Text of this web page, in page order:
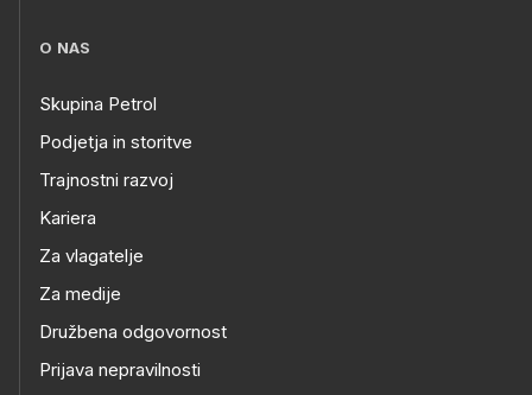
O NAS
Skupina Petrol
Podjetja in storitve
Trajnostni razvoj
Kariera
Za vlagatelje
Za medije
Družbena odgovornost
Prijava nepravilnosti